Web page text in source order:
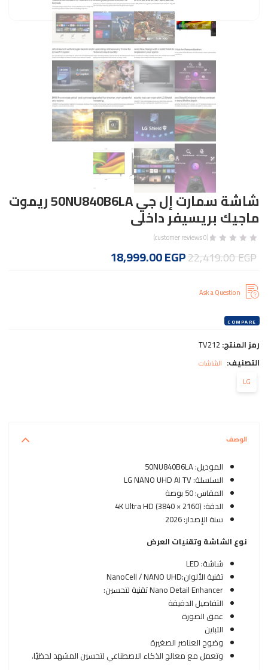
شاشة سمارت إل جي 50NU840B6LA ريموت
ماجيك بريسيفر داخلى
(
0
customer reviews)
22,419.00EGP
السعر18,999.00EGP
Ask a Question
COMPARE
رمز المنتج:TV212
التصنيف: الشاشات
LG
الوصف
الموديل: 50NU840B6LA
السلسلة: LG NANO UHD AI TV
المقاس: 50 بوصة
الدقة: 4K Ultra HD (3840 × 2160)
سنة الإصدار: 2026
نوع الشاشة وتقنيات العرض
شاشة: LED
تقنية الألوان:NanoCell / NANO UHD
Nano Detail Enhancer تقنية لتحسين:
التفاصيل الدقيقة
عمق الصورة
التباين
وضوح العناصر الصغيرة
وتعمل مع معالج الذكاء الاصطناعي لتحسين المشهد لحظيًا.